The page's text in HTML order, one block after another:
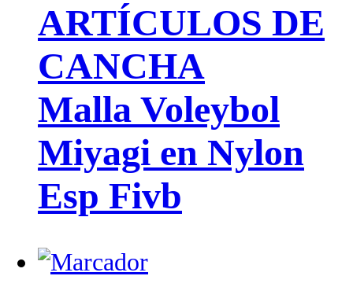
ARTÍCULOS DE
CANCHA
Malla Voleybol
Miyagi en Nylon
Esp Fivb